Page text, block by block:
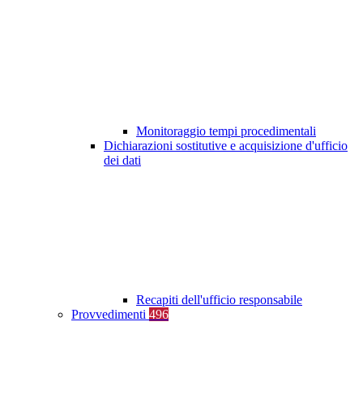
Monitoraggio tempi procedimentali
Dichiarazioni sostitutive e acquisizione d'ufficio
dei dati
Recapiti dell'ufficio responsabile
Provvedimenti 496